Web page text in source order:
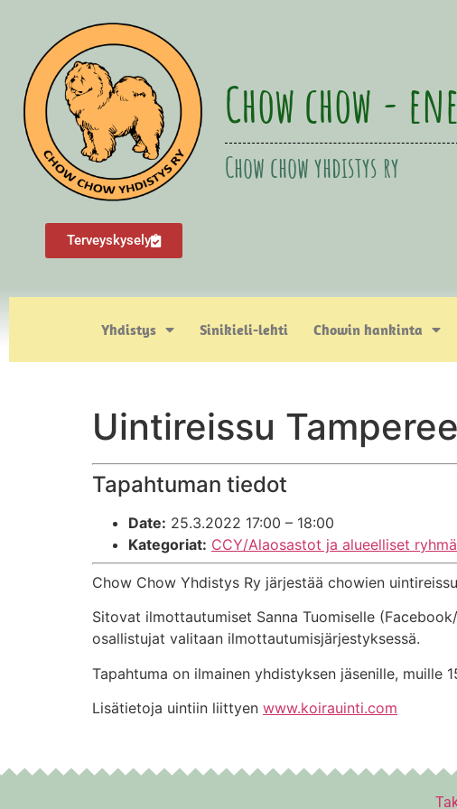
Terveyskysely
Chow chow -
Chow chow yhdistys ry
Yhdistys Sinikieli-lehti Chowin hankinta
Uintireissu
Tapahtuman tiedot
Date: 25.3.2022 17:00 – 18:00
Kategoriat: CCY/Alaosastot ja alueelliset
Chow Chow Yhdistys Ry järjestää chowien
Sitovat ilmottautumiset Sanna Tuomiselle
osallistujat valitaan ilmottautumisjärjestyksessä.
Tapahtuma on ilmainen yhdistyksen jäsenille, muille
Lisätietoja uintiin liittyen www.koirauinti.com